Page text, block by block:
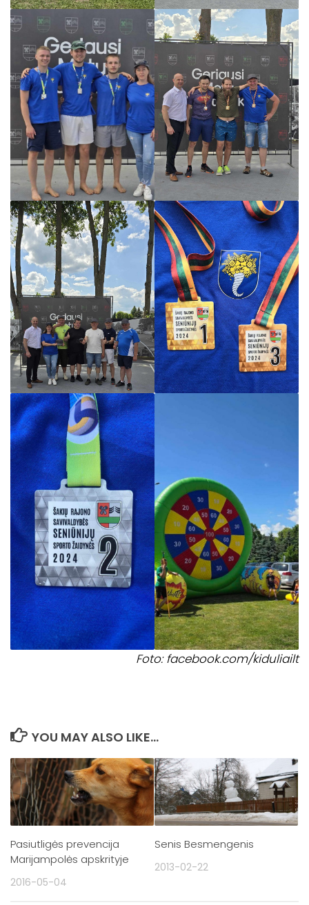
Foto: facebook.com/kiduliailt
YOU MAY ALSO LIKE...
Pasiutligės prevencija
Marijampolės apskrityje
2016-05-04
Senis Besmengenis
2013-02-22